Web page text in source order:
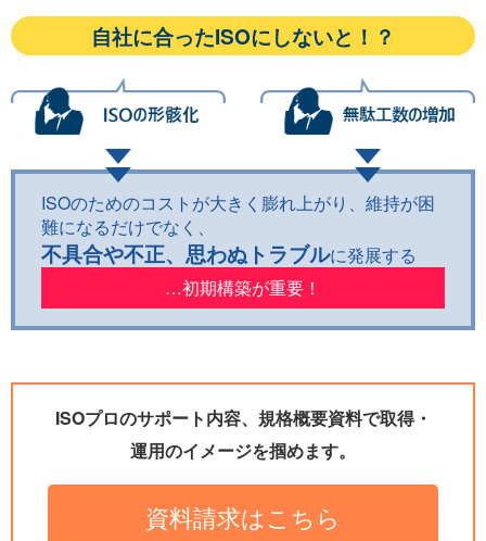
自社に合ったISOにしないと！？
ISOのためのコストが大きく膨れ上がり、維持が困
難になるだけでなく、
不具合や不正、思わぬトラブルに発展する
ISOプロのサポート内容、規格概要資料で取得・
運用のイメージを掴めます。
資料請求はこちら